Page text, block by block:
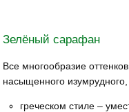
Зелёный сарафан
Все многообразие
насыщенного
греческом стиле –